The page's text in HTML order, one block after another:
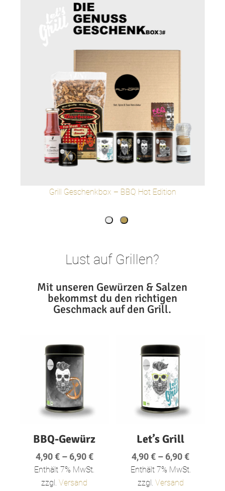
Grill Geschenkbox – BBQ Hot Edition
Lust auf Grillen?
Mit unseren Gewürzen & Salzen
bekommst du den richtigen
Geschmack auf den Grill.
BBQ-Gewürz
4,90€ – 6,90€Preisspanne:
4,90 €
Enthält 7% MwSt.
zzgl.Versand
Let’s Grill
4,90€ – 6,90€
4,90 €
Enthält 7% MwSt.
zzgl. Versand